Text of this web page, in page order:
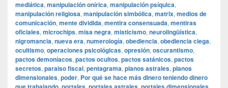
mediática, manipulación onírica, manipulación psíquica,
manipulación religiosa, manipulación simbólica, matrix, medios de
comunicación, mente dividida, mentira consensuada, mentiras
oficiales, microchips, misa negra, misticismo, neurolingüística,
nigromancia, nueva era, numerología, obediencia, obediencia ciega,
ocultismo, operaciones psicológicas, opresión, oscurantismo,
pactos demoníacos, pactos ocultos, pactos satánicos, pactos
secretos, paraiso fiscal, pentagrama, planos astrales, planos
dimensionales, poder, Por qué se hace más dinero teniendo dinero